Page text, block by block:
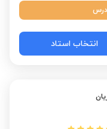
درس
انتخاب استاد